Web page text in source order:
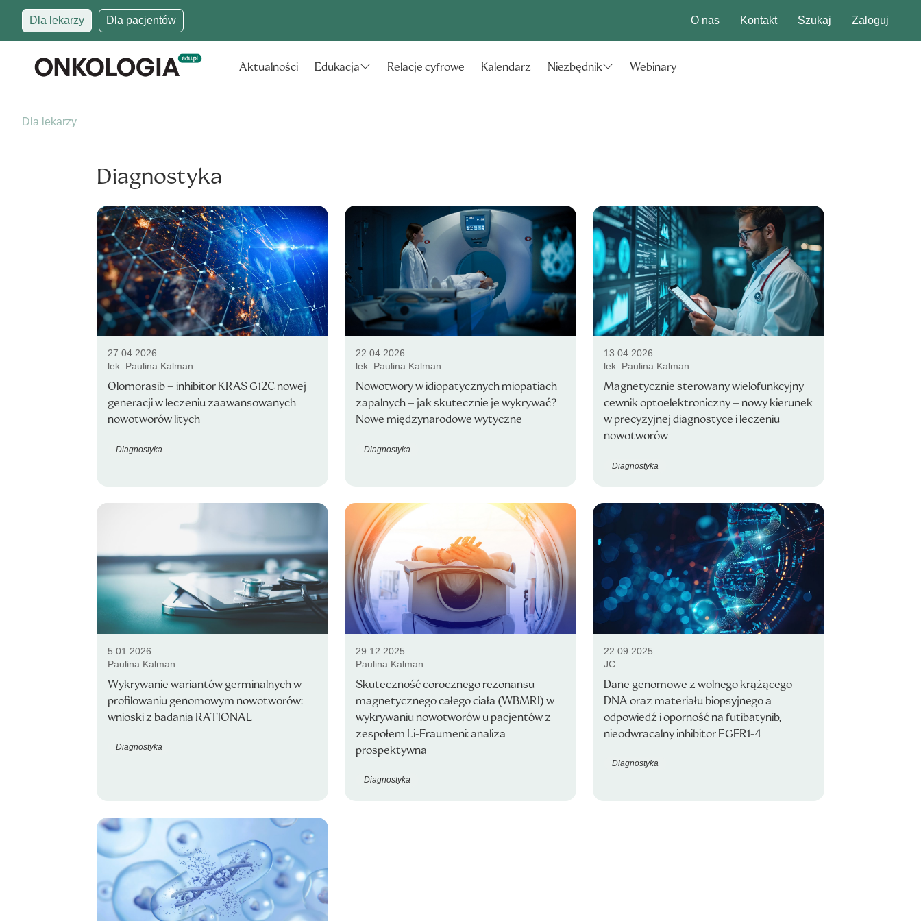
Dla lekarzy Dla pacjentów O nas Kontakt Szukaj Zaloguj
Aktualności Edukacja Relacje cyfrowe Kalendarz Niezbędnik Webinary
Dla lekarzy
Diagnostyka
27.04.2026
lek. Paulina Kalman
Olomorasib – inhibitor KRAS G12C nowej
generacji w leczeniu zaawansowanych
nowotworów litych
Diagnostyka
22.04.2026
lek. Paulina Kalman
Nowotwory w idiopatycznych miopatiach
zapalnych – jak skutecznie je wykrywać?
Nowe międzynarodowe wytyczne
Diagnostyka
13.04.2026
lek. Paulina Kalman
Magnetycznie sterowany wielofunkcyjny
cewnik optoelektroniczny – nowy kierunek
w precyzyjnej diagnostyce i leczeniu
nowotworów
Diagnostyka
5.01.2026
Paulina Kalman
Wykrywanie wariantów germinalnych w
profilowaniu genomowym nowotworów:
wnioski z badania RATIONAL
Diagnostyka
29.12.2025
Paulina Kalman
Skuteczność corocznego rezonansu
magnetycznego całego ciała (WBMRI) w
wykrywaniu nowotworów u pacjentów z
zespołem Li-Fraumeni: analiza
prospektywna
Diagnostyka
22.09.2025
JC
Dane genomowe z wolnego krążącego
DNA oraz materiału biopsyjnego a
odpowiedź i oporność na futibatynib,
nieodwracalny inhibitor FGFR1-4
Diagnostyka